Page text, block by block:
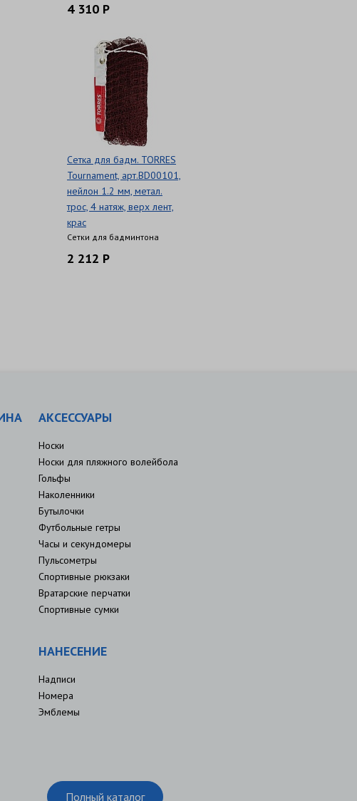
4 310 Р
Сетка для бадм. TORRES
Tournament, арт.BD00101,
нейлон 1.2 мм, метал.
трос, 4 натяж, верх лент,
крас
Сетки для бадминтона
2 212 Р
АКСЕССУАРЫ
Носки
Носки для пляжного волейбола
Гольфы
Наколенники
Бутылочки
Футбольные гетры
Часы и секундомеры
Пульсометры
Спортивные рюкзаки
Вратарские перчатки
Спортивные сумки
НАНЕСЕНИЕ
Надписи
Номера
Эмблемы
Полный каталог